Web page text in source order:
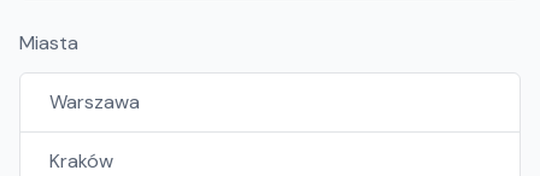
Miasta
Warszawa
Kraków